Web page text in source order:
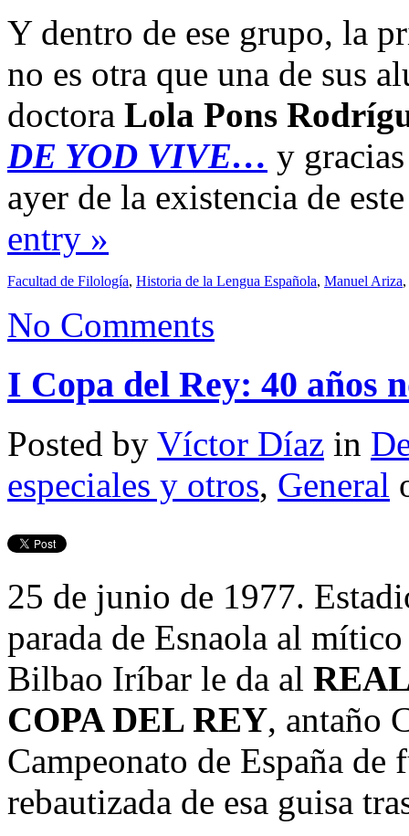
Y dentro de ese grupo, la
no es otra que una de sus
doctora Lola Pons
DE YOD VIVE… y
ayer de la existencia de
entry »
Facultad de Filología, Historia de la Lengua Española, Manuel Ariza,
No Comments
I Copa del Rey: 40 años
Posted by Víctor Díaz in
especiales y otros, General
25 de junio de 1977.
parada de Esnaola al
Bilbao Iríbar le da al
COPA DEL REY, antaño
Campeonato de España
rebautizada de esa guisa